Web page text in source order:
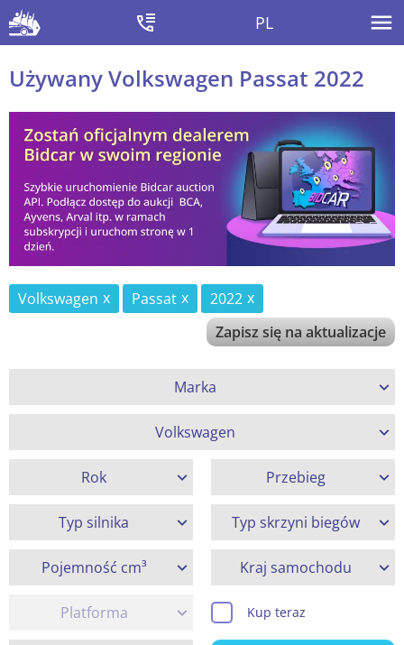
PL
Używany Volkswagen Passat 2022
Volkswagen Passat
2022
Zapisz się na aktualizacje
Marka
Volkswagen
Rok Przebieg
Typ silnika Typ skrzyni biegów
Pojemność cm³ Kraj samochodu
Platforma Kup teraz